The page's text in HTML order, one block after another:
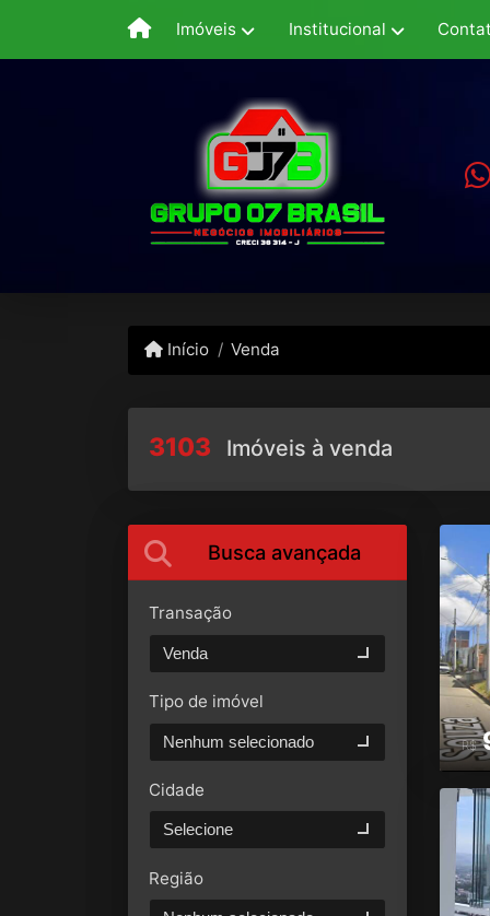
Imóveis Institucional
Início Venda
3103 Imóveis à venda
Busca avançada
Transação
Venda
Tipo de imóvel
Nenhum selecionado
Cidade
Selecione
Região
R$